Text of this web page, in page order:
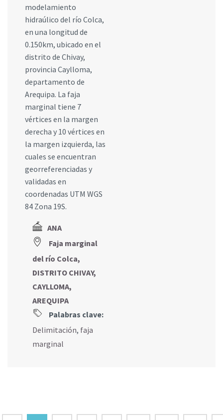
modelamiento
hidraúlico del río Colca,
en una longitud de
0.150km, ubicado en el
distrito de Chivay,
provincia Caylloma,
departamento de
Arequipa. La faja
marginal tiene 7
vértices en la margen
derecha y 10 vértices en
la margen izquierda, las
cuales se encuentran
georreferenciadas y
validadas en
coordenadas UTM WGS
84 Zona 19S.
ANA
Faja marginal
del río Colca,
DISTRITO CHIVAY,
CAYLLOMA,
AREQUIPA
Palabras clave:
Delimitación, faja
marginal